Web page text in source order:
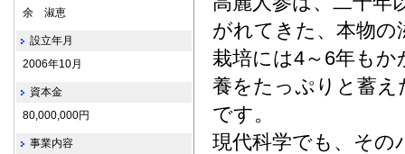
がれてきた、本物の
栽培には4～6年も
養をたっぷりと蓄え
です。
現代科学でも、その
余 淑恵
設立年月
2006年10月
資本金
80,000,000円
事業内容